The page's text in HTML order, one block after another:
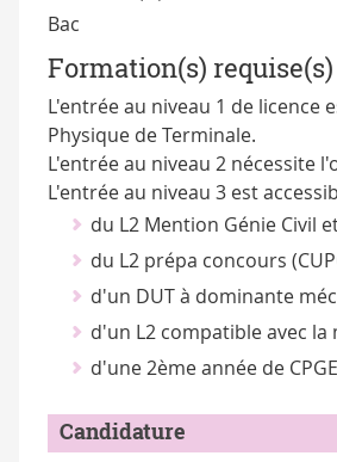
Bac
Formation(s) requise(s)
L'entrée au niveau 1 de
Physique de Terminale.
L'entrée au niveau 2 nécessite
L'entrée au niveau 3 est
du L2 Mention Génie Civil
du L2 prépa concours
d'un DUT à dominante
d'un L2 compatible avec
d'une 2ème année de
Candidature